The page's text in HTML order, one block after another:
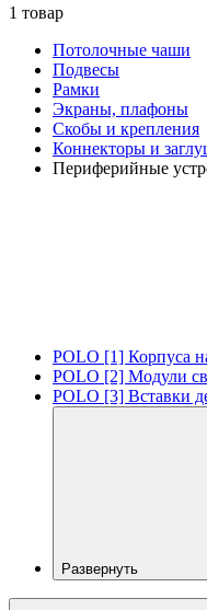
1 товар
Потолочные чаши
Подвесы
Рамки
Экраны, плафоны
Скобы и крепления
Коннекторы и
Периферийные
POLO [1] Корпуса
POLO [2] Модули
POLO [3] Вставки
Развернуть